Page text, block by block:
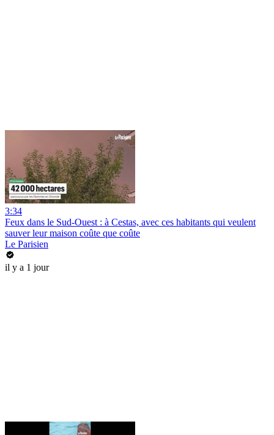
3:34
Feux dans le Sud-Ouest : à Cestas, avec ces habitants qui veulent
sauver leur maison coûte que coûte
Le Parisien
il y a 1 jour